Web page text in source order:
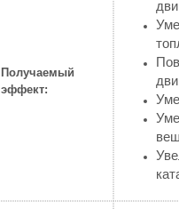
Получаемый
эффект: